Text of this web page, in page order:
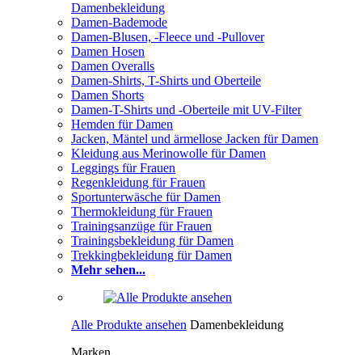
Damenbekleidung
Damen-Bademode
Damen-Blusen, -Fleece und -Pullover
Damen Hosen
Damen Overalls
Damen-Shirts, T-Shirts und Oberteile
Damen Shorts
Damen-T-Shirts und -Oberteile mit UV-Filter
Hemden für Damen
Jacken, Mäntel und ärmellose Jacken für Damen
Kleidung aus Merinowolle für Damen
Leggings für Frauen
Regenkleidung für Frauen
Sportunterwäsche für Damen
Thermokleidung für Frauen
Trainingsanzüge für Frauen
Trainingsbekleidung für Damen
Trekkingbekleidung für Damen
Mehr sehen...
Alle Produkte ansehen Damenbekleidung
Marken